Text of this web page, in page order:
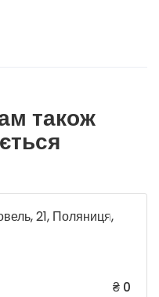
також
21, Поляниця,
₴ 0